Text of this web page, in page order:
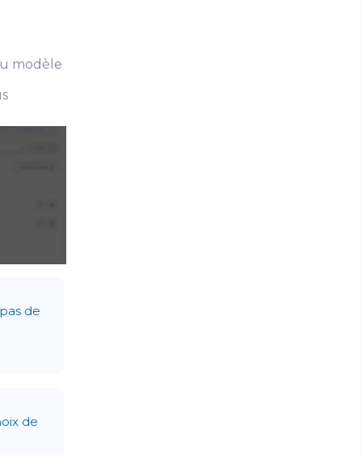
modèle
de
de